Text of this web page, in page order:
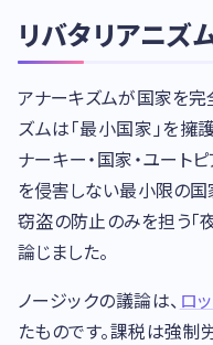
リバタリアニ
アナーキズムが国家を完
ズムは「最小国家」を擁
ナーキー・国家・ユート
を侵害しない最小限の国
窃盗の防止のみを担う
論じました。
ノージックの議論は、 ロ
たものです。課税は強